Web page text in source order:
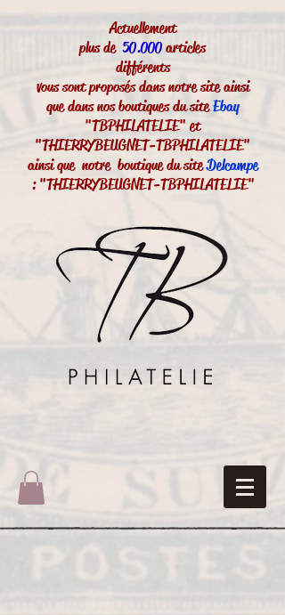
Actuellement
plus de50.000articles
différents
vous sont proposés dans notre site ainsi
que dans nos boutiques du siteEbay
"TBPHILATELIE" et
"THIERRYBEUGNET-TBPHILATELIE"
ainsi que notre boutique du siteDelcampe
: "THIERRYBEUGNET-TBPHILATELIE"